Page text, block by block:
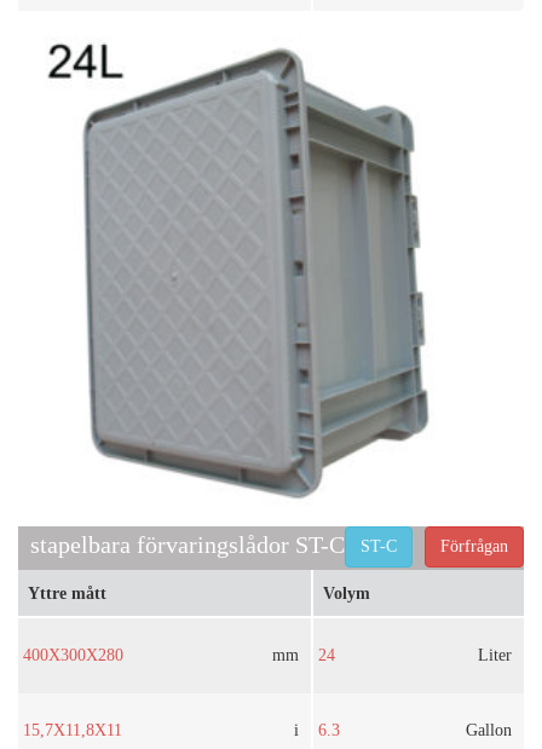
stapelbara förvaringslådor ST-C Förfrågan
ST-C
Yttre mått
400X300X280 mm
15,7X11,8X11 i
Volym
24 Liter
6.3 Gallon